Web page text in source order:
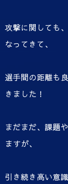
攻撃に関しても
なってきて、
選手間の距離も
きました！
まだまだ、課題
ますが、
引き続き高い意